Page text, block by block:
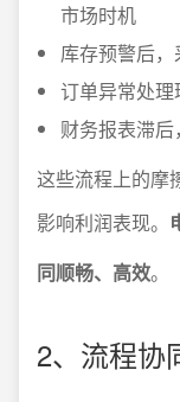
市场时机
库存预警后
订单异常处
财务报表滞
这些流程上的摩
影响利润表现。
同顺畅、高效。
2、流程协